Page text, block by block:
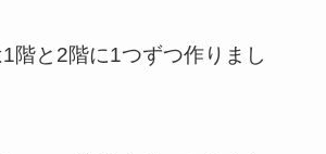
1階と2階に1つずつ作りまし